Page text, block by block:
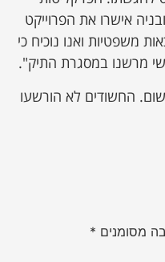
אישרו את הפרוייקט
משפטיות ואנו נוכיח כי
מרשנו במסגרת התיק".
החשודים לא הורשעו
מסומנים *